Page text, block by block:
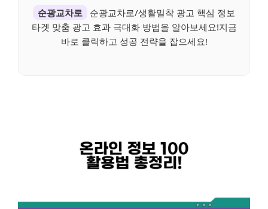
순광교차로
순광교차로/생활밀착 광고 핵심 정보
타겟 맞춤 광고 효과 극대화 방법을 알아보세요!지금
바로 클릭하고 성공 전략을 잡으세요!